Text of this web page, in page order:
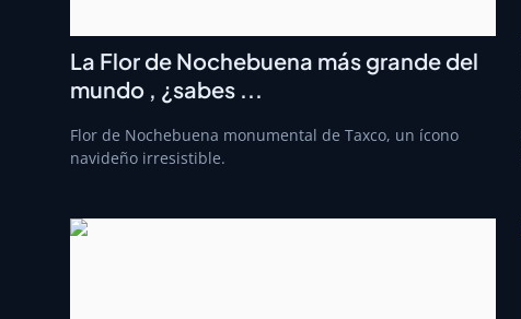
La Flor de Nochebuena más grande del
mundo , ¿sabes ...
Flor de Nochebuena monumental de Taxco, un ícono
navideño irresistible.